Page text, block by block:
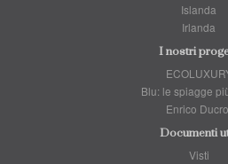
Islanda
Irlanda
I nostri
Blu: le spiagge
Enrico
Documenti
Visti